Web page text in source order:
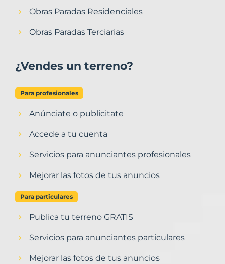
Obras Paradas Residenciales
Obras Paradas Terciarias
¿Vendes un terreno?
Para profesionales
Anúnciate o publicitate
Accede a tu cuenta
Servicios para anunciantes profesionales
Mejorar las fotos de tus anuncios
Para particulares
Publica tu terreno GRATIS
Servicios para anunciantes particulares
Mejorar las fotos de tus anuncios